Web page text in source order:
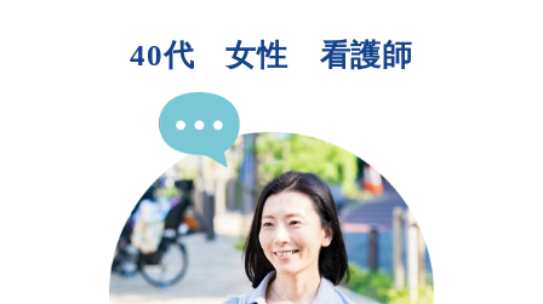
40代 女性 看護師